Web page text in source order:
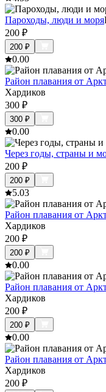
Пароходы, люди и моря
200 ₽
200 ₽
0.00
Район плавания от
Хардиков
300 ₽
300 ₽
0.00
Через годы, страны и
200 ₽
200 ₽
5.03
Район плавания от
Хардиков
200 ₽
200 ₽
0.00
Район плавания от
Хардиков
200 ₽
200 ₽
0.00
Район плавания от
Хардиков
200 ₽